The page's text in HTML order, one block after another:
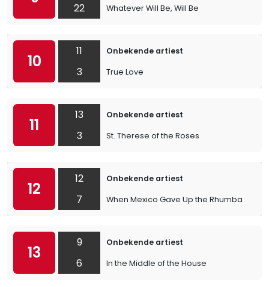
22
Whatever Will Be, Will Be
10
11
3
Onbekende artiest
True Love
11
13
3
Onbekende artiest
St. Therese of the Roses
12
12
7
Onbekende artiest
When Mexico Gave Up the Rhumba
13
9
6
Onbekende artiest
In the Middle of the House